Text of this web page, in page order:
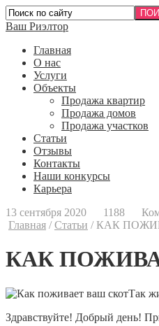
Ваш Риэлтор
Главная
О нас
Услуги
Объекты
Продажа квартир
Продажа домов
Продажа участков
Статьи
Отзывы
Контакты
Наши конкурсы
Карьера
13 сентября 2020
1188
Главная /Статьи /КАК
КАК
Так
Здравствуйте! Добрый день!